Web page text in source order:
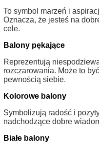
To symbol marzeń i
Oznacza, że jesteś na
cele.
Balony pękające
Reprezentują
rozczarowania. Może to
pewnością siebie.
Kolorowe balony
Symbolizują radość i
nadchodzące dobre
Białe balony